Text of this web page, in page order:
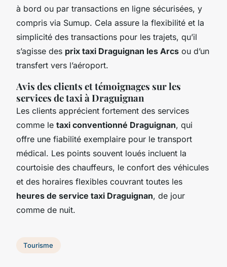
à bord ou par transactions en ligne sécurisées, y
compris via Sumup. Cela assure la flexibilité et la
simplicité des transactions pour les trajets, qu’il
s’agisse des prix taxi Draguignan les Arcs ou d’un
transfert vers l’aéroport.
Avis des clients et témoignages sur les
services de taxi à Draguignan
Les clients apprécient fortement des services
comme le taxi conventionné Draguignan, qui
offre une fiabilité exemplaire pour le transport
médical. Les points souvent loués incluent la
courtoisie des chauffeurs, le confort des véhicules
et des horaires flexibles couvrant toutes les
heures de service taxi Draguignan, de jour
comme de nuit.
Tourisme